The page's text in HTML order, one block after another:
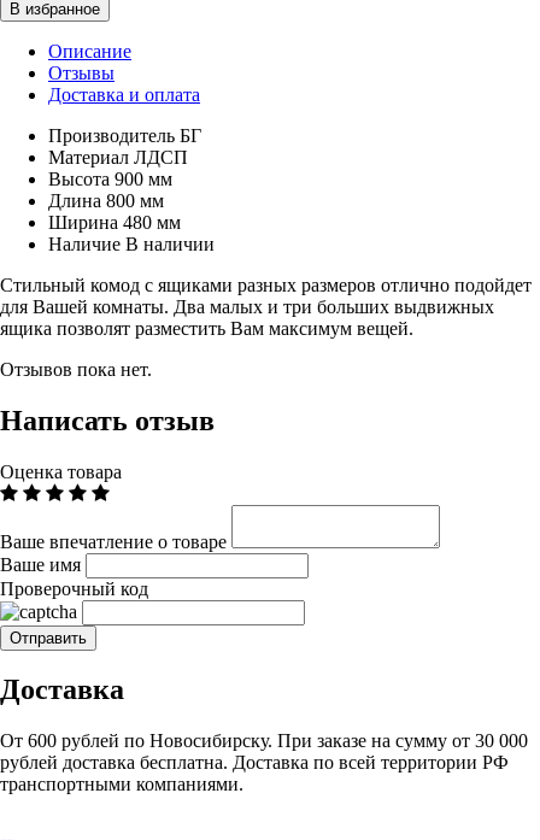
Описание
Отзывы
Доставка и оплата
Производитель БГ
Материал ЛДСП
Высота 900 мм
Длина 800 мм
Ширина 480 мм
Наличие В наличии
Стильный комод с ящиками разных размеров отлично подойдет
для Вашей комнаты. Два малых и три больших выдвижных
ящика позволят разместить Вам максимум вещей.
Отзывов пока нет.
Написать отзыв
Оценка товара
Ваше впечатление о товаре
Ваше имя
Проверочный код
Доставка
От 600 рублей по Новосибирску. При заказе на сумму от 30 000
рублей доставка бесплатна. Доставка по всей территории РФ
транспортными компаниями.